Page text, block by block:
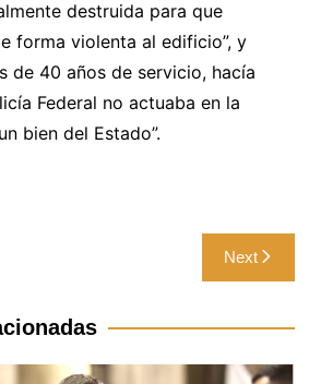
destruida para que
forma violenta al edificio”, y
de 40 años de servicio, hacía
Federal no actuaba en la
bien del Estado”.
Next